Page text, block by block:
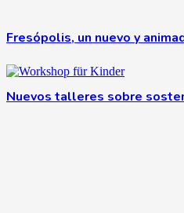
Fresópolis, un nuevo y
Nuevos talleres sobre